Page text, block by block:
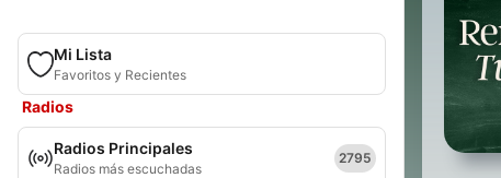
Mi Lista
Favoritos y Recientes
Radios
Radios Principales
Radios más escuchadas
2795